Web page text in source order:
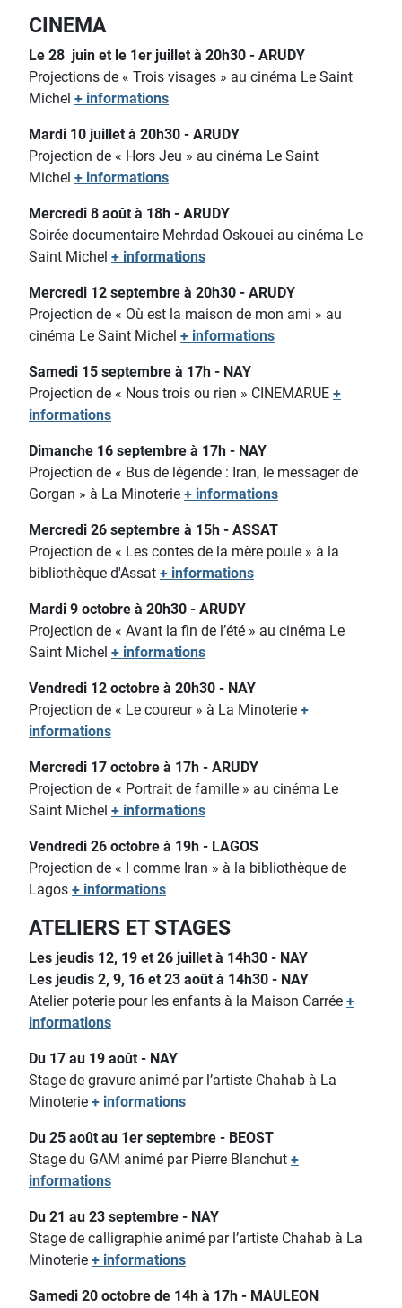
CINEMA
Le 28 juin et le 1er juillet à 20h30 - ARUDY
Projections de « Trois visages » au cinéma Le Saint
Michel + informations
Mardi 10 juillet à 20h30 - ARUDY
Projection de « Hors Jeu » au cinéma Le Saint
Michel + informations
Mercredi 8 août à 18h - ARUDY
Soirée documentaire Mehrdad Oskouei au cinéma Le
Saint Michel + informations
Mercredi 12 septembre à 20h30 - ARUDY
Projection de « Où est la maison de mon ami » au
cinéma Le Saint Michel + informations
Samedi 15 septembre à 17h - NAY
Projection de « Nous trois ou rien » CINEMARUE +
informations
Dimanche 16 septembre à 17h - NAY
Projection de « Bus de légende : Iran, le messager de
Gorgan » à La Minoterie + informations
Mercredi 26 septembre à 15h - ASSAT
Projection de « Les contes de la mère poule » à la
bibliothèque d'Assat + informations
Mardi 9 octobre à 20h30 - ARUDY
Projection de « Avant la fin de l’été » au cinéma Le
Saint Michel + informations
Vendredi 12 octobre à 20h30 - NAY
Projection de « Le coureur » à La Minoterie +
informations
Mercredi 17 octobre à 17h - ARUDY
Projection de « Portrait de famille » au cinéma Le
Saint Michel + informations
Vendredi 26 octobre à 19h - LAGOS
Projection de « I comme Iran » à la bibliothèque de
Lagos + informations
ATELIERS ET STAGES
Les jeudis 12, 19 et 26 juillet à 14h30 - NAY
Les jeudis 2, 9, 16 et 23 août à 14h30 - NAY
Atelier poterie pour les enfants à la Maison Carrée +
informations
Du 17 au 19 août - NAY
Stage de gravure animé par l’artiste Chahab à La
Minoterie + informations
Du 25 août au 1er septembre - BEOST
Stage du GAM animé par Pierre Blanchut +
informations
Du 21 au 23 septembre - NAY
Stage de calligraphie animé par l’artiste Chahab à La
Minoterie + informations
Samedi 20 octobre de 14h à 17h - MAULEON